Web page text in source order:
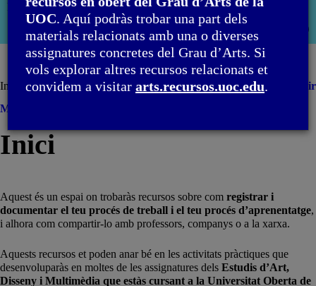
PID_00291893
Segona edició: setembre 2022
Inici
Imprimir
Menú
Inici
Aquest és un espai on trobaràs recursos sobre com registrar i
documentar el teu procés de treball i el teu procés d’aprenentatge,
i alhora com compartir-lo amb professors, companys o a la xarxa.
Aquests recursos et poden anar bé en les activitats pràctiques que
desenvoluparàs en moltes de les assignatures dels Estudis d’Art,
Disseny i Multimèdia que estàs cursant a la Universitat Oberta de
UOC. Aquí podràs trobar una part dels
materials relacionats amb una o diverses
assignatures concretes del Grau d’Arts. Si
vols explorar altres recursos relacionats et
convidem a visitar arts.recursos.uoc.edu.